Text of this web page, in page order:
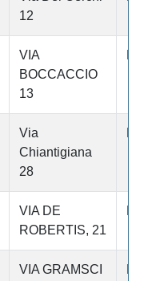
12
VIA
BOCCACCIO
13
Via
Chiantigiana
28
VIA DE
ROBERTIS, 21
VIA GRAMSCI